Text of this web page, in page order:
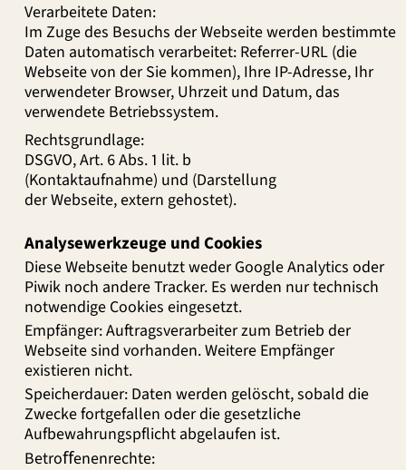
Verarbeitete Daten:
Im Zuge des Besuchs der Webseite werden bestimmte
Daten automatisch verarbeitet: Referrer-URL (die
Webseite von der Sie kommen), Ihre IP-Adresse, Ihr
verwendeter Browser, Uhrzeit und Datum, das
verwendete Betriebssystem.
Rechtsgrundlage:
DSGVO, Art. 6 Abs. 1 lit. b
(Kontaktaufnahme) und (Darstellung
der Webseite, extern gehostet).
Analysewerkzeuge undCookies
Diese Webseite benutzt weder Google Analytics oder
Piwik noch andere Tracker. Es werden nur technisch
notwendige Cookies eingesetzt.
Empfänger: Auftragsverarbeiter zum Betrieb der
Webseite sind vorhanden. Weitere Empfänger
existieren nicht.
Speicherdauer: Daten werden gelöscht, sobald die
Zwecke fortgefallen oder die gesetzliche
Aufbewahrungspflicht abgelaufen ist.
Betroﬀenenrechte: